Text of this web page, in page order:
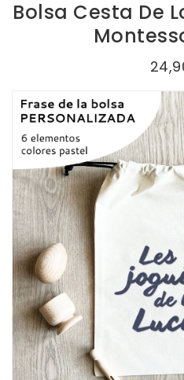
Bolsa Cesta De